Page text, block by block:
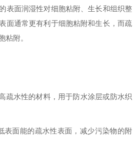
表面润湿性对细胞粘附、生长和组织整
面通常更有利于细胞粘附和生长，而疏
粘附。
疏水性的材料，用于防水涂层或防水织
表面能的疏水性表面，减少污染物的附